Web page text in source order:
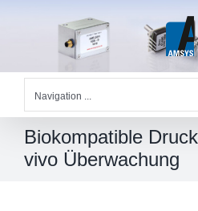
Navigation ...
Biokompatible
vivo Überwachung